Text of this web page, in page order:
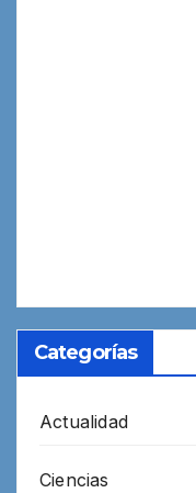
Categorías
Actualidad
Ciencias